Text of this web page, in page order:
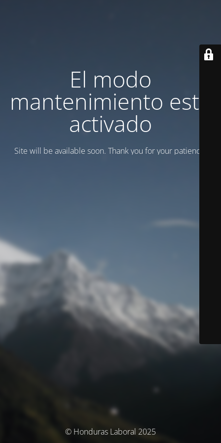
El modo
mantenimiento está
activado
Site will be available soon. Thank you for your patience!
© Honduras Laboral 2025